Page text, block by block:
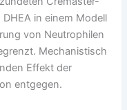
in einem Modell
von Neutrophilen
Mechanistisch
Effekt der
entgegen.